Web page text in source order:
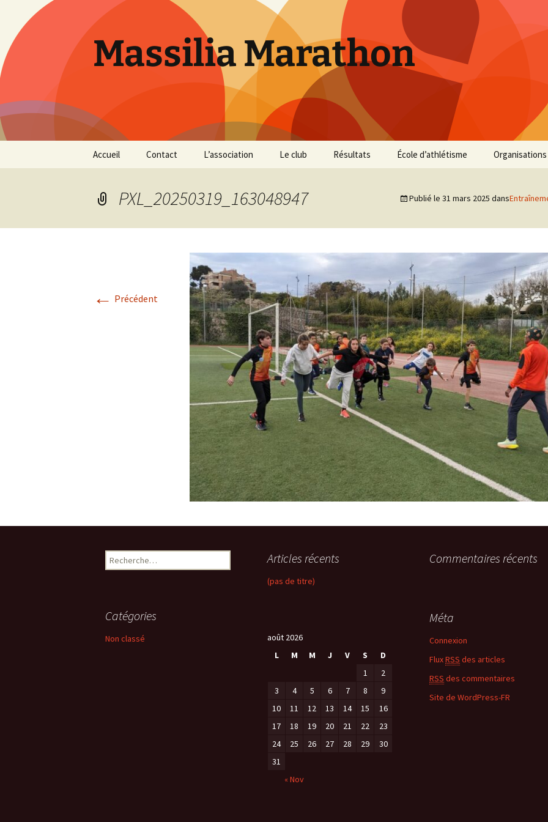
contenu
Massilia Marathon
Accueil Contact L’association
Les références
Le club Résultats
Courses 2023
Courses 2022
Courses 2021
Courses 2020
École d’athlétisme Organisations
PXL_20250319_163048947 Publié le 31 mars 2025 dans
← Précédent
R
e
r
c
Articles récents
(pas de titre)
Commentaires récents
Catégories
Non classé
Méta
Connexion
FluxRSS des articles
RSS des commentaires
Site de WordPress-FR
août 2026
L
M M J V S D
« Nov
1
2
3
4 5 6 7 8
9
10
11 12 13 14 15
16
17
18 19 20 21 22
23
24
25 26 27 28 29
30
31